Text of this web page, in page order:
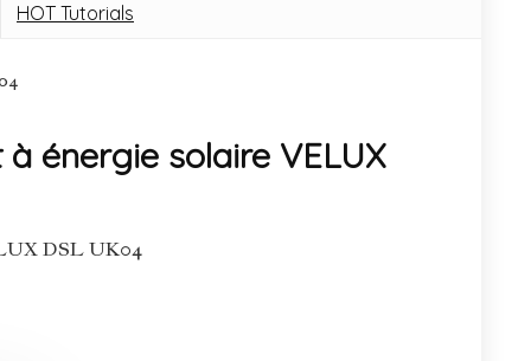
HOT Tutorials
énergie solaire VELUX
DSL UK04